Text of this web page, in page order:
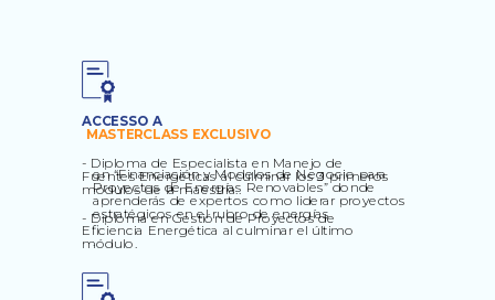
ACCESSO A
MASTERCLASS EXCLUSIVO
- Diploma de Especialista en Manejo de
Fuentes Energéticas al culminar los 3 primeros
módulos de la maestría..
- Diploma en Gestión de Proyectos de
Eficiencia Energética al culminar el último
módulo.
en “Financiación y Modelos de Negocio para
Proyectos de Energías Renovables” donde
aprenderás de expertos como liderar proyectos
estratégicos en el rubro de energías
.